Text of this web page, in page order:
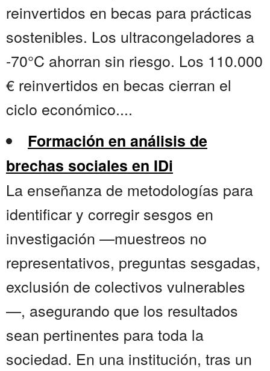
reinvertidos en becas para prácticas
sostenibles. Los ultracongeladores a
-70°C ahorran sin riesgo. Los 110.000
€ reinvertidos en becas cierran el
ciclo económico....
Formación en análisis de
brechas sociales en IDi
La enseñanza de metodologías para
identificar y corregir sesgos en
investigación —muestreos no
representativos, preguntas sesgadas,
exclusión de colectivos vulnerables
—, asegurando que los resultados
sean pertinentes para toda la
sociedad. En una institución, tras un